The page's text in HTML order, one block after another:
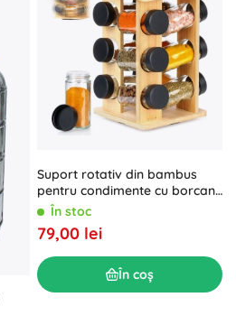
Suport rotativ din bambus
pentru condimente cu borcane
de sticlă, set 13 piese
În stoc
79,00 lei
În coș